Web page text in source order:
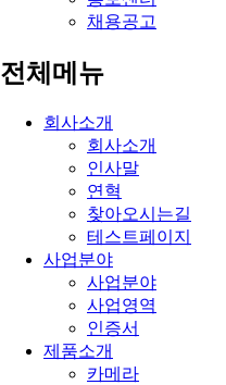
채용공고
전체메뉴
회사소개
회사소개
인사말
연혁
찾아오시는길
테스트페이지
사업분야
사업분야
사업영역
인증서
제품소개
카메라